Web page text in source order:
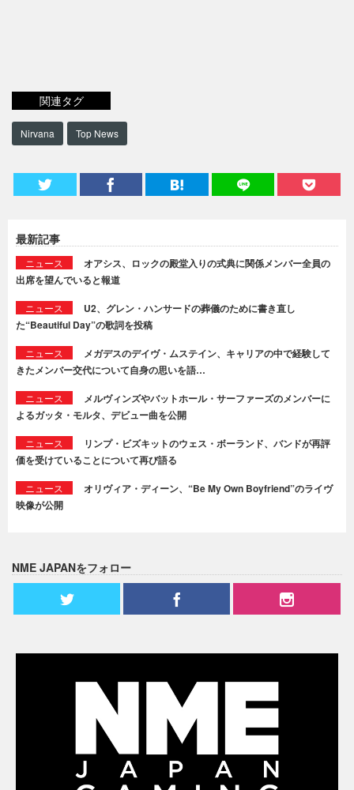
関連タグ
Nirvana Top News
最新記事
ニュース
オアシス、ロックの殿堂入りの式典に関係メンバー全員の
出席を望んでいると報道
ニュース
U2、グレン・ハンサードの葬儀のために書き直し
た“Beautiful Day”の歌詞を投稿
ニュース
メガデスのデイヴ・ムステイン、キャリアの中で経験して
きたメンバー交代について自身の思いを語…
ニュース
メルヴィンズやバットホール・サーファーズのメンバーに
よるガッタ・モルタ、デビュー曲を公開
ニュース
リンプ・ビズキットのウェス・ボーランド、バンドが再評
価を受けていることについて再び語る
ニュース
オリヴィア・ディーン、“Be My Own Boyfriend”のライヴ
映像が公開
NME JAPANをフォロー